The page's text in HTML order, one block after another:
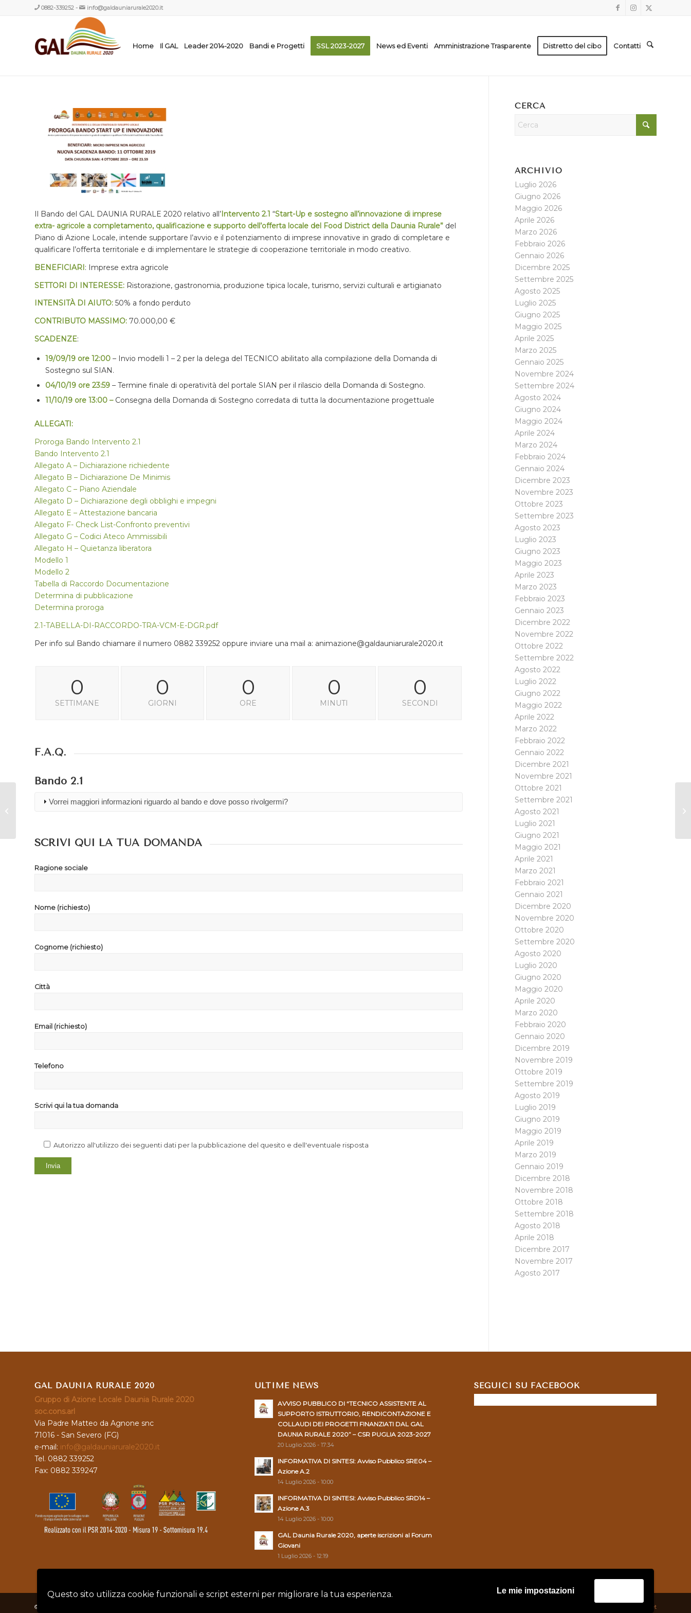
Questo sito utilizza cookie funzionali e script esterni per migliorare la tua esperienza. Le mie impostazioni
0882-339252 - info@galdauniarurale2020.it
Home Il GAL Leader 2014-2020 Bandi e Progetti SSL 2023-2027 News ed Eventi Amministrazione Trasparente Distretto del cibo Contatti
Il Bando del GAL DAUNIA RURALE 2020 relativo all’Intervento 2.1 “Start-Up e sostegno all’innovazione di imprese
extra- agricole a completamento, qualificazione e supporto dell’offerta locale del Food District della Daunia Rurale” del
Piano di Azione Locale, intende supportare l’avvio e il potenziamento di imprese innovative in grado di completare e
qualificare l’offerta territoriale e di implementare le strategie di cooperazione territoriale in modo creativo.
BENEFICIARI: Imprese extra agricole
SETTORI DI INTERESSE: Ristorazione, gastronomia, produzione tipica locale, turismo, servizi culturali e artigianato
INTENSITÀ DI AIUTO: 50% a fondo perduto
CONTRIBUTO MASSIMO: 70.000,00 €
SCADENZE:
19/09/19 ore 12:00 – Invio modelli 1 – 2 per la delega del TECNICO abilitato alla compilazione della Domanda di
Sostegno sul SIAN.
04/10/19 ore 23:59 – Termine finale di operatività del portale SIAN per il rilascio della Domanda di Sostegno.
11/10/19 ore 13:00 –Consegna della Domanda di Sostegno corredata di tutta la documentazione progettuale
ALLEGATI:
Proroga Bando Intervento 2.1
Bando Intervento 2.1
Allegato A – Dichiarazione richiedente
Allegato B – Dichiarazione De Minimis
Allegato C – Piano Aziendale
Allegato D – Dichiarazione degli obblighi e impegni
Allegato E – Attestazione bancaria
Allegato F- Check List-Confronto preventivi
Allegato G – Codici Ateco Ammissibili
Allegato H – Quietanza liberatora
Modello 1
Modello 2
Tabella di Raccordo Documentazione
Determina di pubblicazione
Determina proroga
2.1-TABELLA-DI-RACCORDO-TRA-VCM-E-DGR.pdf
Per info sul Bando chiamare il numero 0882 339252 oppure inviare una mail a: animazione@galdauniarurale2020.it
0
SETTIMANE
0
GIORNI
0
ORE
0
MINUTI
0
SECONDI
F.A.Q.
Bando 2.1
Vorrei maggiori informazioni riguardo al bando e dove posso rivolgermi?
SCRIVI QUI LA TUA DOMANDA
Ragione sociale
Nome (richiesto)
Cognome (richiesto)
Città
Email (richiesto)
Telefono
Scrivi qui la tua domanda
Autorizzo all'utilizzo dei seguenti dati per la pubblicazione del quesito e dell'eventuale risposta
CERCA
ARCHIVIO
Luglio 2026
Giugno 2026
Maggio 2026
Aprile 2026
Marzo 2026
Febbraio 2026
Gennaio 2026
Dicembre 2025
Settembre 2025
Agosto 2025
Luglio 2025
Giugno 2025
Maggio 2025
Aprile 2025
Marzo 2025
Gennaio 2025
Novembre 2024
Settembre 2024
Agosto 2024
Giugno 2024
Maggio 2024
Aprile 2024
Marzo 2024
Febbraio 2024
Gennaio 2024
Dicembre 2023
Novembre 2023
Ottobre 2023
Settembre 2023
Agosto 2023
Luglio 2023
Giugno 2023
Maggio 2023
Aprile 2023
Marzo 2023
Febbraio 2023
Gennaio 2023
Dicembre 2022
Novembre 2022
Ottobre 2022
Settembre 2022
Agosto 2022
Luglio 2022
Giugno 2022
Maggio 2022
Aprile 2022
Marzo 2022
Febbraio 2022
Gennaio 2022
Dicembre 2021
Novembre 2021
Ottobre 2021
Settembre 2021
Agosto 2021
Luglio 2021
Giugno 2021
Maggio 2021
Aprile 2021
Marzo 2021
Febbraio 2021
Gennaio 2021
Dicembre 2020
Novembre 2020
Ottobre 2020
Settembre 2020
Agosto 2020
Luglio 2020
Giugno 2020
Maggio 2020
Aprile 2020
Marzo 2020
Febbraio 2020
Gennaio 2020
Dicembre 2019
Novembre 2019
Ottobre 2019
Settembre 2019
Agosto 2019
Luglio 2019
Giugno 2019
Maggio 2019
Aprile 2019
Marzo 2019
Gennaio 2019
Dicembre 2018
Novembre 2018
Ottobre 2018
Settembre 2018
Agosto 2018
Aprile 2018
Dicembre 2017
Novembre 2017
Agosto 2017
GAL DAUNIA RURALE 2020
Gruppo di Azione Locale Daunia Rurale 2020
soc.cons.arl
Via Padre Matteo da Agnone snc
71016 - San Severo (FG)
e-mail: info@galdauniarurale2020.it
Tel. 0882 339252
Fax: 0882 339247
ULTIME NEWS
AVVISO PUBBLICO DI “TECNICO ASSISTENTE AL
SUPPORTO ISTRUTTORIO, RENDICONTAZIONE E
COLLAUDI DEI PROGETTI FINANZIATI DAL GAL
DAUNIA RURALE 2020” – CSR PUGLIA 2023-2027
20 Luglio 2026 - 17:34
INFORMATIVA DI SINTESI: Avviso Pubblico SRE04 –
Azione A.2
14 Luglio 2026 - 10:00
INFORMATIVA DI SINTESI: Avviso Pubblico SRD14 –
Azione A.3
14 Luglio 2026 - 10:00
GAL Daunia Rurale 2020, aperte iscrizioni al Forum
Giovani
1 Luglio 2026 - 12:19
SEGUICI SU FACEBOOK
© Copyright - GAL DAUNIA RURALE 2020 - P.IVA: 04128760719 | Asernet
Tavoliere, gli auguri